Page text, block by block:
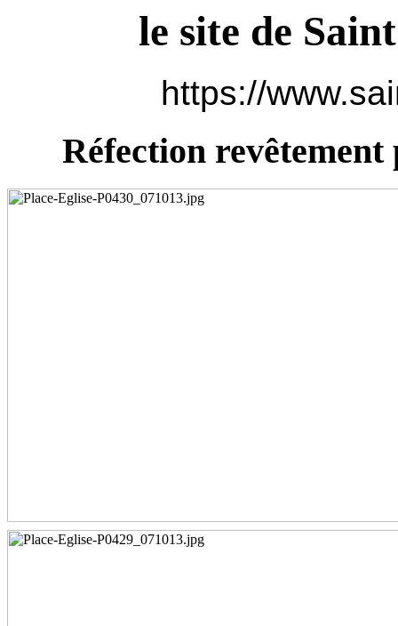
le site de
https://
Réfection